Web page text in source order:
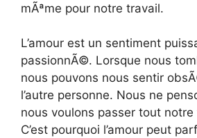
mÃªme pour notre travail.
L’amour est un sentiment
passionnÃ©. Lorsque nous
nous pouvons nous sentir
l’autre personne. Nous ne
nous voulons passer tout
C’est pourquoi l’amour peut